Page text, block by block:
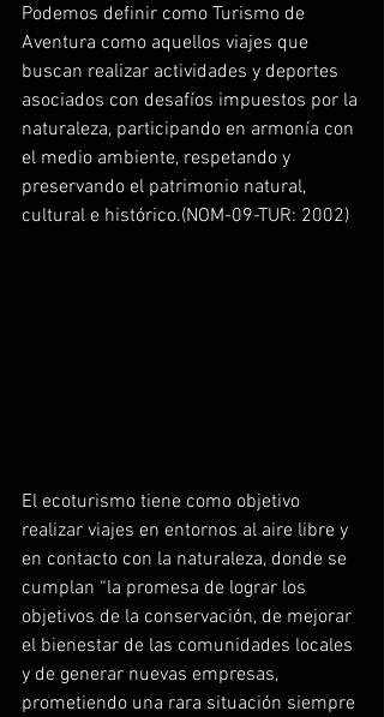
Podemos definir como Turismo de
Aventura como aquellos viajes que
buscan realizar actividades y deportes
asociados con desafíos impuestos por la
naturaleza, participando en armonía con
el medio ambiente, respetando y
preservando el patrimonio natural,
cultural e histórico.(NOM-09-TUR: 2002)
El ecoturismo tiene como objetivo
realizar viajes en entornos al aire libre y
en contacto con la naturaleza, donde se
cumplan “la promesa de lograr los
objetivos de la conservación, de mejorar
el bienestar de las comunidades locales
y de generar nuevas empresas,
prometiendo una rara situación siempre